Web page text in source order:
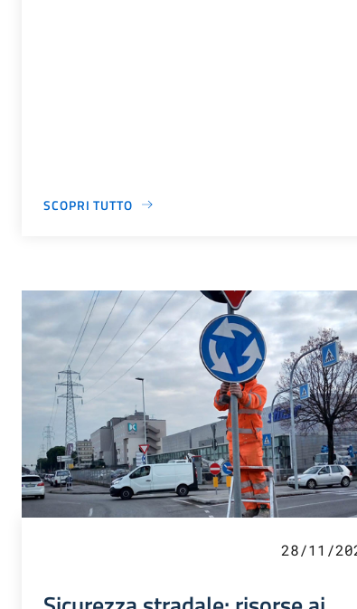
SCOPRI TUTTO
28/11/